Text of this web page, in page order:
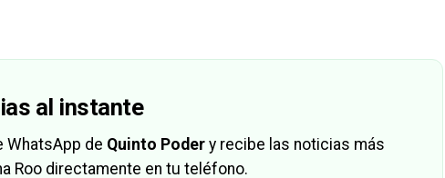
al instante
WhatsApp de Quinto Poder y recibe las noticias más
Roo directamente en tu teléfono.